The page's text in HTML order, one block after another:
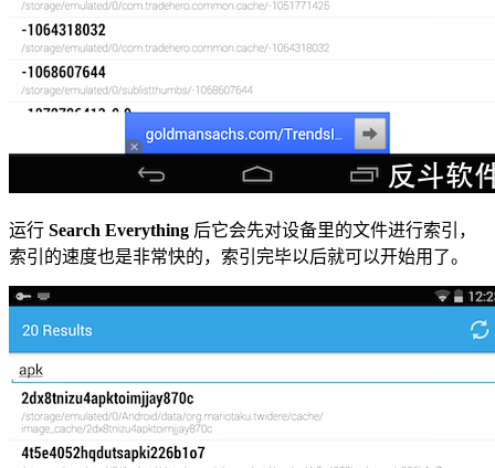
运行 Search Everything 后它会先对设备里的文件进行索引，
索引的速度也是非常快的，索引完毕以后就可以开始用了。